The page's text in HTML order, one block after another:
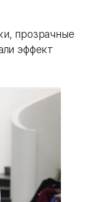
прозрачные
эффект